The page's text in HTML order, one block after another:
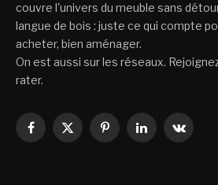
couvre l'univers du meuble sans
langue de bois : juste ce qui compte
acheter, bien aménager.
On est aussi sur les réseaux.
rater.
Facebook
X
PinterestLinkedIn